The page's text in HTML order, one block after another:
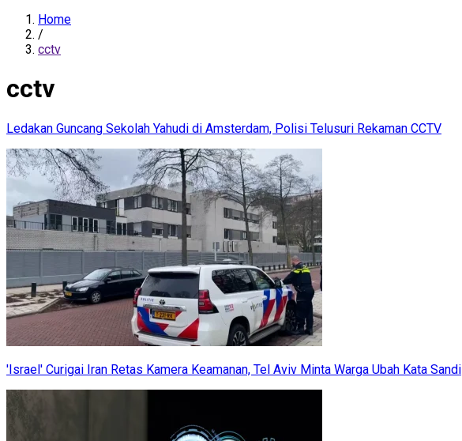
Home
/
cctv
cctv
Ledakan Guncang Sekolah Yahudi di Amsterdam, Polisi Telusuri Rekaman CCTV
'Israel' Curigai Iran Retas Kamera Keamanan, Tel Aviv Minta Warga Ubah Kata Sandi